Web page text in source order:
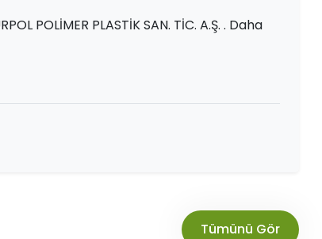
POLİMER PLASTİK SAN. TİC. A.Ş. . Daha
Tümünü Gör